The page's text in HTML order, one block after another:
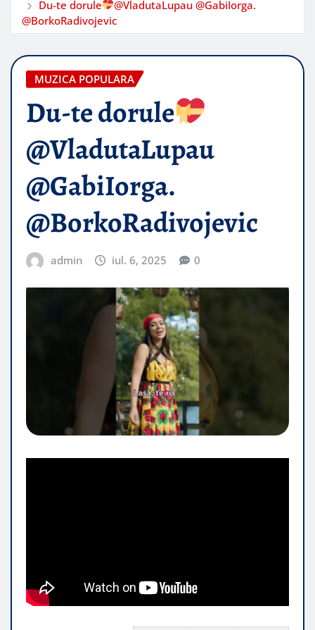
Du-te dorule
@VladutaLupau @GabiIorga.
@BorkoRadivojevic
MUZICA POPULARA
Du-te dorule
@VladutaLupau
@GabiIorga.
@BorkoRadivojevic
admin iul. 6, 2025 0